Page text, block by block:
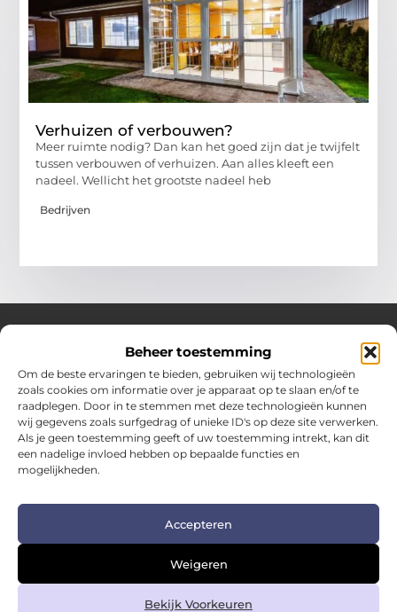
Beheer toestemming
Om de beste ervaringen te bieden, gebruiken wij technologieën
zoals cookies om informatie over je apparaat op te slaan en/of te
raadplegen. Door in te stemmen met deze technologieën kunnen
wij gegevens zoals surfgedrag of unieke ID's op deze site verwerken.
Als je geen toestemming geeft of uw toestemming intrekt, kan dit
een nadelige invloed hebben op bepaalde functies en
mogelijkheden.
Accepteren
Weigeren
Bekijk Voorkeuren
Verhuizen of verbouwen?
Meer ruimte nodig? Dan kan het goed zijn dat je twijfelt
tussen verbouwen of verhuizen. Aan alles kleeft een
nadeel. Wellicht het grootste nadeel heb
Bedrijven
Over Hotspotmagazine
Jouw bron voor inspiratie en handige tips voor het
dagelijks leven.
Verken een uitgebreide selectie blogs en artikelen
boordevol praktische adviezen en verrassende inzichten
om het beste uit elke dag te halen.